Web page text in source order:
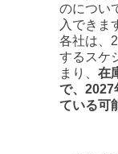
のについ
入できま
各社は、
するスケ
まり、 在
で、2027
ている可